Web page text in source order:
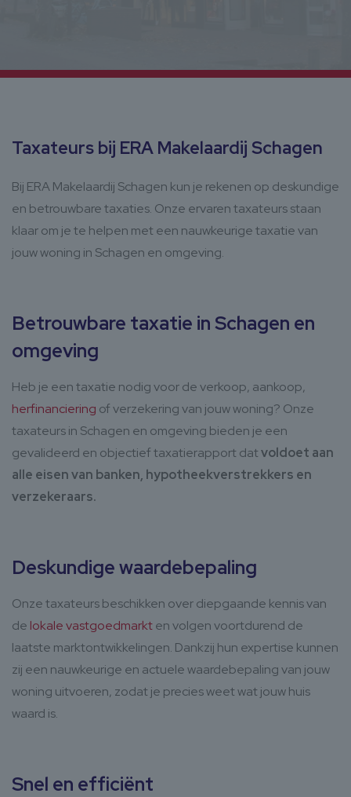
Taxateurs bij ERA Makelaardij Schagen
Bij ERA Makelaardij Schagen kun je rekenen op deskundige
en betrouwbare taxaties. Onze ervaren taxateurs staan
klaar om je te helpen met een nauwkeurige taxatie van
jouw woning in Schagen en omgeving.
Betrouwbare taxatie in Schagen en
omgeving
Heb je een taxatie nodig voor de verkoop, aankoop,
herfinanciering of verzekering van jouw woning? Onze
taxateurs in Schagen en omgeving bieden je een
gevalideerd en objectief taxatierapport datvoldoet aan
alle eisen van banken, hypotheekverstrekkers en
verzekeraars.
Deskundige waardebepaling
Onze taxateurs beschikken over diepgaande kennis van
de lokale vastgoedmarkten volgen voortdurend de
laatste marktontwikkelingen. Dankzij hun expertise kunnen
zij een nauwkeurige en actuele waardebepaling van jouw
woning uitvoeren, zodat je precies weet wat jouw huis
waard is.
Snel en efficiënt